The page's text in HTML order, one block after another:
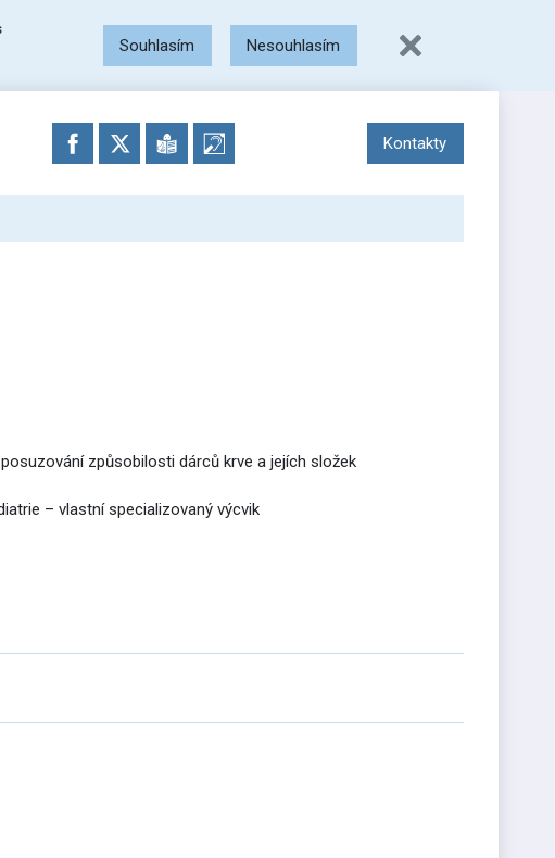
Souhlasím Nesouhlasím
Kontakty
způsobilosti dárců krve a jejích složek
– vlastní specializovaný výcvik